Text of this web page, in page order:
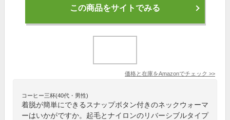
この商品をサイトでみる
価格と在庫をAmazonでチェック >>
コーヒー三杯(40代・男性)
着脱が簡単にできるスナップボタン付きのネックウォーマ
ーはいかがですか。起毛とナイロンのリバーシブルタイプ